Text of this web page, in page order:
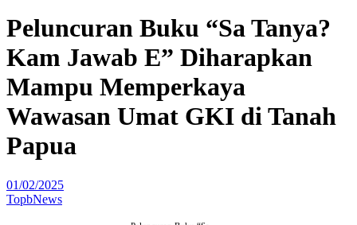
Peluncuran Buku “Sa Tanya?
Kam Jawab E” Diharapkan
Mampu Memperkaya
Wawasan Umat GKI di Tanah
Papua
01/02/2025
TopbNews